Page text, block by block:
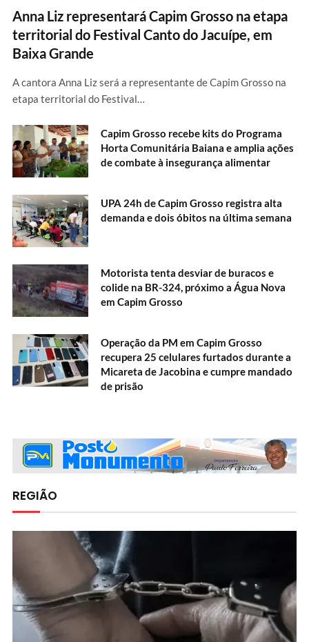
Anna Liz representará Capim Grosso na etapa
territorial do Festival Canto do Jacuípe, em
Baixa Grande
A cantora Anna Liz será a representante de Capim Grosso na
etapa territorial do Festival…
Capim Grosso recebe kits do Programa
Horta Comunitária Baiana e amplia ações
de combate à insegurança alimentar
UPA 24h de Capim Grosso registra alta
demanda e dois óbitos na última semana
Motorista tenta desviar de buracos e
colide na BR-324, próximo a Água Nova
em Capim Grosso
Operação da PM em Capim Grosso
recupera 25 celulares furtados durante a
Micareta de Jacobina e cumpre mandado
de prisão
REGIÃO